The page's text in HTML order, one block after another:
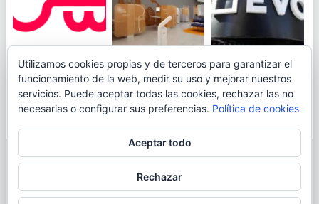
JUEGA AL
CANICÓDROMO
DIGITAL DE
OPENBANK
ING TOCA SUELO EN
LA RENTABILIDAD
DE SU CUENTA
NARANJA: 0,01% TAE
EVO BANK
PERMITIRÁ
INGRESAR DINERO
DESDE LAS OFICINAS
© 2026BLOGAHORRO.
CONTACTA CON EL AUTOR
MAPA DE LA WEB
Utilizamos cookies propias y de terceros para garantizar el
funcionamiento de la web, medir su uso y mejorar nuestros
servicios. Puede aceptar todas las cookies, rechazar las no
necesarias o configurar sus preferencias. Política de cookies
Aceptar todo
Rechazar